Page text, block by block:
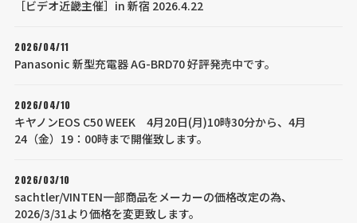
［ビデオ近畿主催］in 新宿 2026.4.22
2026/04/11
Panasonic 新型充電器 AG-BRD70 好評発売中です。
2026/04/10
キヤノンEOS C50 WEEK 4月20日(月)10時30分から、4月
24（金）19：00時まで開催致します。
2026/03/10
sachtler/VINTEN一部商品をメーカーの価格改定の為、
2026/3/31より価格を変更致します。